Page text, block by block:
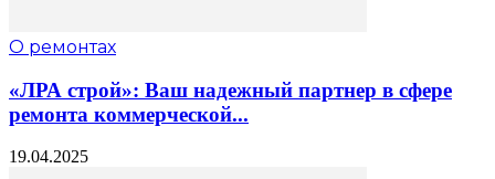
О ремонтах
«ЛРА строй»: Ваш надежный партнер в сфере
ремонта коммерческой...
19.04.2025